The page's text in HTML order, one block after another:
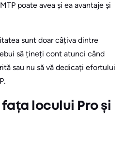
poate avea și ea avantaje și
sunt doar câțiva dintre
să țineți cont atunci când
sau nu să vă dedicați efortului
fața locului Pro și